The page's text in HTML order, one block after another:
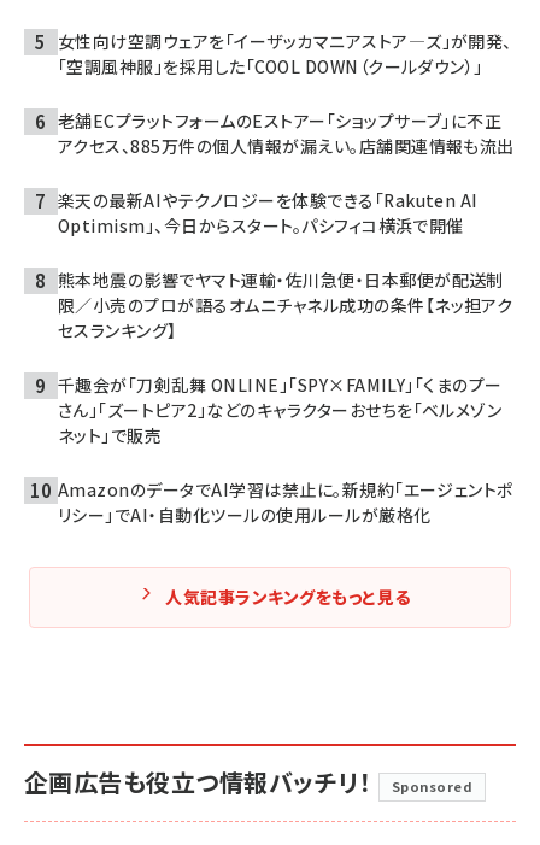
女性向け空調ウェアを「イーザッカマニアストア―ズ」が開発、
「空調風神服」を採用した「COOL DOWN（クールダウン）」
老舗ECプラットフォームのEストアー「ショップサーブ」に不正
アクセス、885万件の個人情報が漏えい。店舗関連情報も流出
楽天の最新AIやテクノロジーを体験できる「Rakuten AI
Optimism」、今日からスタート。パシフィコ横浜で開催
熊本地震の影響でヤマト運輸・佐川急便・日本郵便が配送制
限／小売のプロが語るオムニチャネル成功の条件【ネッ担アク
セスランキング】
千趣会が「刀剣乱舞 ONLINE」「SPY×FAMILY」「くまのプー
さん」「ズートピア2」などのキャラクターおせちを「ベルメゾン
ネット」で販売
AmazonのデータでAI学習は禁止に。新規約「エージェントポ
リシー」でAI・自動化ツールの使用ルールが厳格化
人気記事ランキングをもっと見る
企画広告も役立つ情報バッチリ！ Sponsored